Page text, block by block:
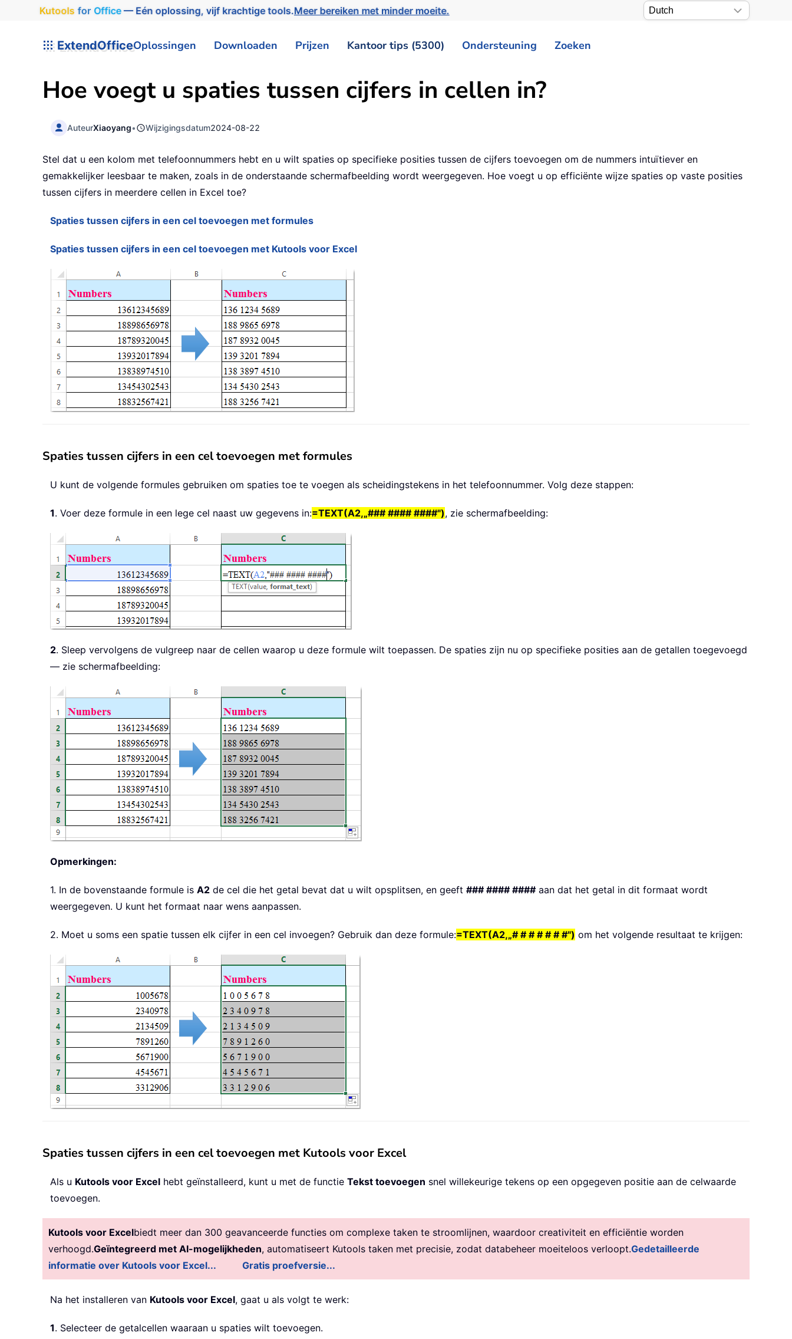
Kutools for Office— Eén oplossing, vijf krachtige tools.Meer bereiken met minder moeite.
ExtendOfficeOplossingen Downloaden Prijzen Kantoor tips (5300) Ondersteuning Zoeken
Hoe voegt u spaties tussen cijfers in cellen in?
AuteurXiaoyang• Wijzigingsdatum2024-08-22
Stel dat u een kolom met telefoonnummers hebt en u wilt spaties op specifieke posities tussen de cijfers toevoegen om de nummers intuïtiever en
gemakkelijker leesbaar te maken, zoals in de onderstaande schermafbeelding wordt weergegeven. Hoe voegt u op efficiënte wijze spaties op vaste posities
tussen cijfers in meerdere cellen in Excel toe?
Spaties tussen cijfers in een cel toevoegen met formules
Spaties tussen cijfers in een cel toevoegen met Kutools voor Excel
Spaties tussen cijfers in een cel toevoegen met formules
U kunt de volgende formules gebruiken om spaties toe te voegen als scheidingstekens in het telefoonnummer. Volg deze stappen:
1. Voer deze formule in een lege cel naast uw gegevens in:=TEXT(A2,„### #### ####"), zie schermafbeelding:
2. Sleep vervolgens de vulgreep naar de cellen waarop u deze formule wilt toepassen. De spaties zijn nu op specifieke posities aan de getallen toegevoegd
— zie schermafbeelding:
Opmerkingen:
1. In de bovenstaande formule is A2 de cel die het getal bevat dat u wilt opsplitsen, en geeft ### #### ####aan dat het getal in dit formaat wordt
weergegeven. U kunt het formaat naar wens aanpassen.
2. Moet u soms een spatie tussen elk cijfer in een cel invoegen? Gebruik dan deze formule:=TEXT(A2,„# # # # # # #") om het volgende resultaat te krijgen:
Spaties tussen cijfers in een cel toevoegen met Kutools voor Excel
Als u Kutools voor Excel hebt geïnstalleerd, kunt u met de functie Tekst toevoegen snel willekeurige tekens op een opgegeven positie aan de celwaarde
toevoegen.
Kutools voor Excelbiedt meer dan 300 geavanceerde functies om complexe taken te stroomlijnen, waardoor creativiteit en efficiëntie worden
verhoogd.Geïntegreerd met AI-mogelijkheden, automatiseert Kutools taken met precisie, zodat databeheer moeiteloos verloopt.Gedetailleerde
informatie over Kutools voor Excel...
Gratis proefversie...
Na het installeren van Kutools voor Excel, gaat u als volgt te werk:
1. Selecteer de getalcellen waaraan u spaties wilt toevoegen.